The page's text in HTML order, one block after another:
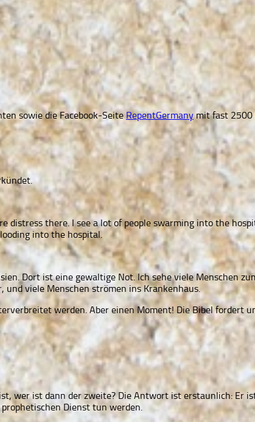
sowie die Facebook-SeiteRepentGermanymit fast 2500
distress there. I see a lot of people swarming into the
into the hospital.
Dort ist eine gewaltige Not. Ich sehe viele Menschen
viele Menschen strömen ins Krankenhaus.
werden. Aber einen Moment! Die Bibel fordert
wer ist dann der zweite? Die Antwort ist erstaunlich: Er
Dienst tun werden.